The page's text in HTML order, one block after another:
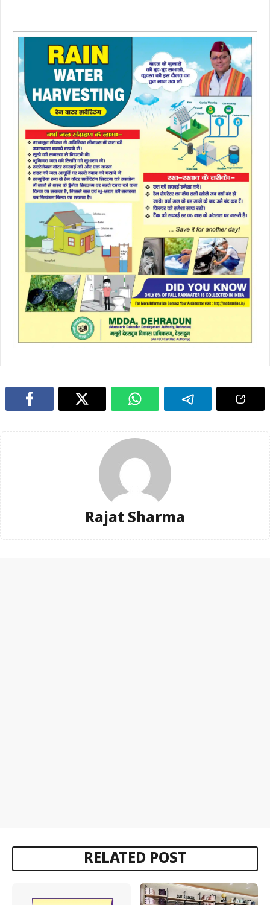
Rajat Sharma
RELATED POST